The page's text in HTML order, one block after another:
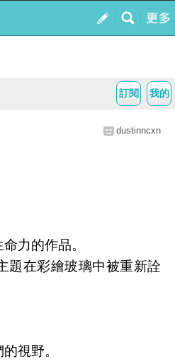
我的
訂閱
dustinncxn
力的作品。
題在彩繪玻璃中被重新詮
視野。